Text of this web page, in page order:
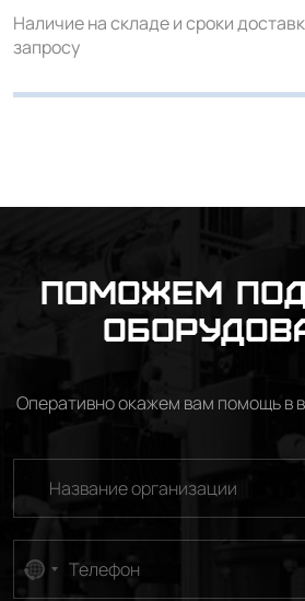
Наличие на складе и сроки
запросу
Поможем
Оперативно окажем вам помощь в
No